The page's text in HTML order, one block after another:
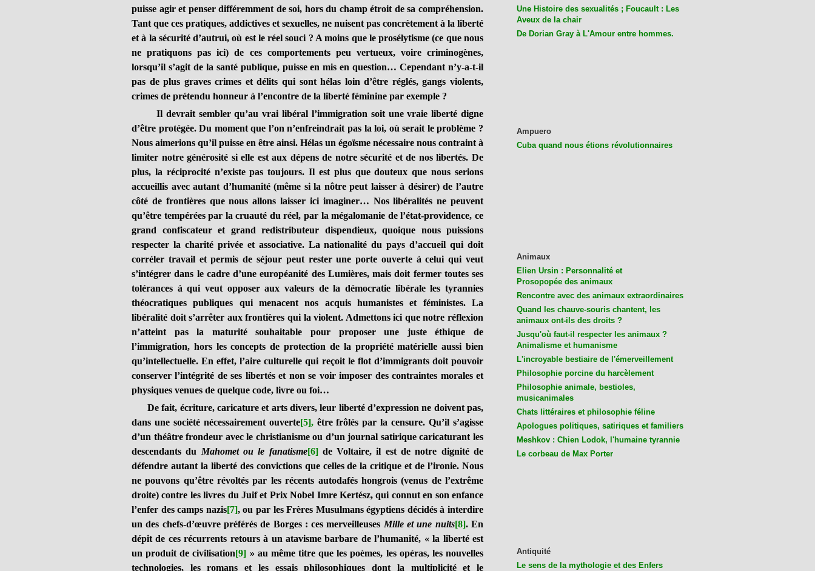
puisse agir et penser différemment de soi, hors du champ étroit de sa compréhension.
Tant que ces pratiques, addictives et sexuelles, ne nuisent pas concrètement à la liberté
et à la sécurité d’autrui, où est le réel souci ? A moins que le prosélytisme (ce que nous
ne pratiquons pas ici) de ces comportements peu vertueux, voire criminogènes,
lorsqu’il s’agit de la santé publique, puisse en mis en question… Cependant n’y-a-t-il
pas de plus graves crimes et délits qui sont hélas loin d’être réglés, gangs violents,
crimes de prétendu honneur à l’encontre de la liberté féminine par exemple ?
Il devrait sembler qu’au vrai libéral l’immigration soit une vraie liberté digne
d’être protégée. Du moment que l’on n’enfreindrait pas la loi, où serait le problème ?
Nous aimerions qu’il puisse en être ainsi. Hélas un égoïsme nécessaire nous contraint à
limiter notre générosité si elle est aux dépens de notre sécurité et de nos libertés. De
plus, la réciprocité n’existe pas toujours. Il est plus que douteux que nous serions
accueillis avec autant d’humanité (même si la nôtre peut laisser à désirer) de l’autre
côté de frontières que nous allons laisser ici imaginer… Nos libéralités ne peuvent
qu’être tempérées par la cruauté du réel, par la mégalomanie de l’état-providence, ce
grand confiscateur et grand redistributeur dispendieux, quoique nous puissions
respecter la charité privée et associative. La nationalité du pays d’accueil qui doit
corréler travail et permis de séjour peut rester une porte ouverte à celui qui veut
s’intégrer dans le cadre d’une européanité des Lumières, mais doit fermer toutes ses
tolérances à qui veut opposer aux valeurs de la démocratie libérale les tyrannies
théocratiques publiques qui menacent nos acquis humanistes et féministes. La
libéralité doit s’arrêter aux frontières qui la violent. Admettons ici que notre réflexion
n’atteint pas la maturité souhaitable pour proposer une juste éthique de
l’immigration, hors les concepts de protection de la propriété matérielle aussi bien
qu’intellectuelle. En effet, l’aire culturelle qui reçoit le flot d’immigrants doit pouvoir
conserver l’intégrité de ses libertés et non se voir imposer des contraintes morales et
physiques venues de quelque code, livre ou foi…
De fait, écriture, caricature et arts divers, leur liberté d’expression ne doivent pas,
dans une société nécessairement ouverte[5],être frôlés par la censure. Qu’il s’agisse
d’un théâtre frondeur avec le christianisme ou d’un journal satirique caricaturant les
descendants du Mahomet ou le fanatisme[6] de Voltaire, il est de notre dignité de
défendre autant la liberté des convictions que celles de la critique et de l’ironie. Nous
ne pouvons qu’être révoltés par les récents autodafés hongrois (venus de l’extrême
droite) contre les livres du Juif et Prix Nobel Imre Kertész, qui connut en son enfance
l’enfer des camps nazis[7], ou par les Frères Musulmans égyptiens décidés à interdire
un des chefs-d’œuvre préférés de Borges : ces merveilleuses Mille et une nuits[8]. En
dépit de ces récurrents retours à un atavisme barbare de l’humanité, « la liberté est
un produit de civilisation[9] » au même titre que les poèmes, les opéras, les nouvelles
technologies, les romans et les essais philosophiques dont la multiplicité et le
Une Histoire des sexualités ; Foucault : Les
Aveux de la chair
De Dorian Gray à L'Amour entre hommes.
Ampuero
Cuba quand nous étions révolutionnaires
Animaux
Elien Ursin : Personnalité et
Prosopopée des animaux
Rencontre avec des animaux extraordinaires
Quand les chauve-souris chantent, les
animaux ont-ils des droits ?
Jusqu'où faut-il respecter les animaux ?
Animalisme et humanisme
L'incroyable bestiaire de l'émerveillement
Philosophie porcine du harcèlement
Philosophie animale, bestioles,
musicanimales
Chats littéraires et philosophie féline
Apologues politiques, satiriques et familiers
Meshkov : Chien Lodok, l'humaine tyrannie
Le corbeau de Max Porter
Antiquité
Le sens de la mythologie et des Enfers